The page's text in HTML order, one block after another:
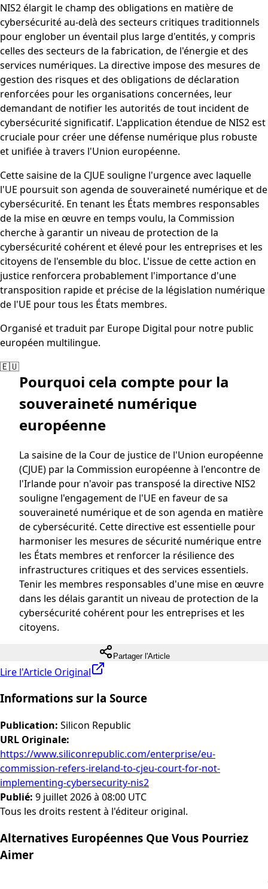
NIS2 élargit le champ des obligations en matière de
cybersécurité au-delà des secteurs critiques traditionnels
pour englober un éventail plus large d'entités, y compris
celles des secteurs de la fabrication, de l'énergie et des
services numériques. La directive impose des mesures de
gestion des risques et des obligations de déclaration
renforcées pour les organisations concernées, leur
demandant de notifier les autorités de tout incident de
cybersécurité significatif. L'application étendue de NIS2 est
cruciale pour créer une défense numérique plus robuste
et unifiée à travers l'Union européenne.
Cette saisine de la CJUE souligne l'urgence avec laquelle
l'UE poursuit son agenda de souveraineté numérique et de
cybersécurité. En tenant les États membres responsables
de la mise en œuvre en temps voulu, la Commission
cherche à garantir un niveau de protection de la
cybersécurité cohérent et élevé pour les entreprises et les
citoyens de l'ensemble du bloc. L'issue de cette action en
justice renforcera probablement l'importance d'une
transposition rapide et précise de la législation numérique
de l'UE pour tous les États membres.
Organisé et traduit par Europe Digital pour notre public
européen multilingue.
🇪🇺
Pourquoi cela compte pour la
souveraineté numérique
européenne
La saisine de la Cour de justice de l'Union européenne
(CJUE) par la Commission européenne à l'encontre de
l'Irlande pour n'avoir pas transposé la directive NIS2
souligne l'engagement de l'UE en faveur de sa
souveraineté numérique et de son agenda en matière
de cybersécurité. Cette directive est essentielle pour
harmoniser les mesures de sécurité numérique entre
les États membres et renforcer la résilience des
infrastructures critiques et des services essentiels.
Tenir les membres responsables d'une mise en œuvre
dans les délais garantit un niveau de protection de la
cybersécurité cohérent pour les entreprises et les
citoyens.
Partager l'Article
Lire l'Article Original
Informations sur la Source
Publication: Silicon Republic
URL Originale:
https://www.siliconrepublic.com/enterprise/eu-
commission-refers-ireland-to-cjeu-court-for-not-
implementing-cybersecurity-nis2
Publié: 9 juillet 2026 à 08:00 UTC
Tous les droits restent à l'éditeur original.
Alternatives Européennes Que Vous Pourriez
Aimer